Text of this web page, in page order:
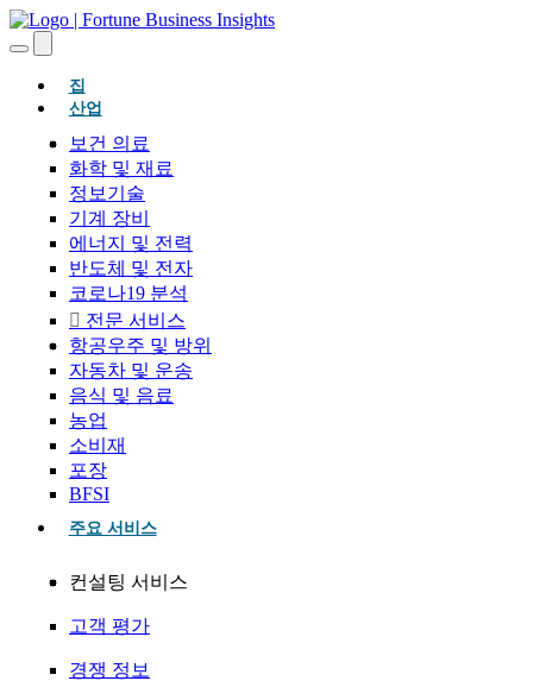
집(현재의)
산업
보건 의료
화학 및 재료
정보기술
기계 장비
에너지 및 전력
반도체 및 전자
코로나19 분석
전문 서비스
항공우주 및 방위
자동차 및 운송
음식 및 음료
농업
소비재
포장
BFSI
주요 서비스
컨설팅 서비스
고객 평가
경쟁 정보